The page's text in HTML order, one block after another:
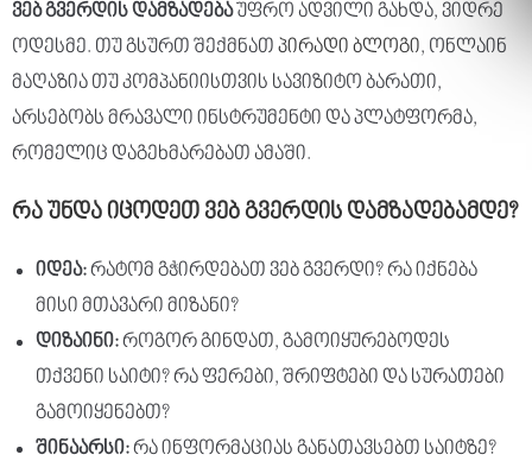
ვებგვერდისდამზადებაუფრო ადვილი გახდა, ვიდრე
ოდესმე. თუ გსურთ შექმნათ პირადი ბლოგი, ონლაინ
მაღაზია თუ კომპანიისთვის სავიზიტო ბარათი,
არსებობს მრავალი ინსტრუმენტი და პლატფორმა,
რომელიც დაგეხმარებათ ამაში.
რა უნდა იცოდეთ ვებ გვერდის დამზადებამდე?
იდეა:რატომ გჭირდებათ ვებ გვერდი? რა იქნება
მისი მთავარი მიზანი?
დიზაინი:როგორ გინდათ, გამოიყურებოდეს
თქვენი საიტი? რა ფერები, შრიფტები და სურათები
გამოიყენებთ?
შინაარსი:რა ინფორმაციას განათავსებთ საიტზე?